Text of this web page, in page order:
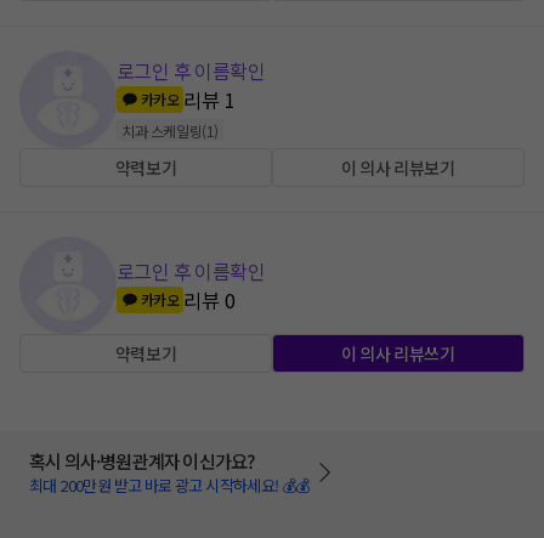
로그인 후 이름확인
카카오 리뷰 1
치과 스케일링(1)
약력보기 이 의사 리뷰보기
로그인 후 이름확인
카카오 리뷰0
약력보기 이 의사 리뷰쓰기
혹시 의사·병원관계자 이신가요?
최대 200만원 받고 바로 광고 시작하세요! 💰💰